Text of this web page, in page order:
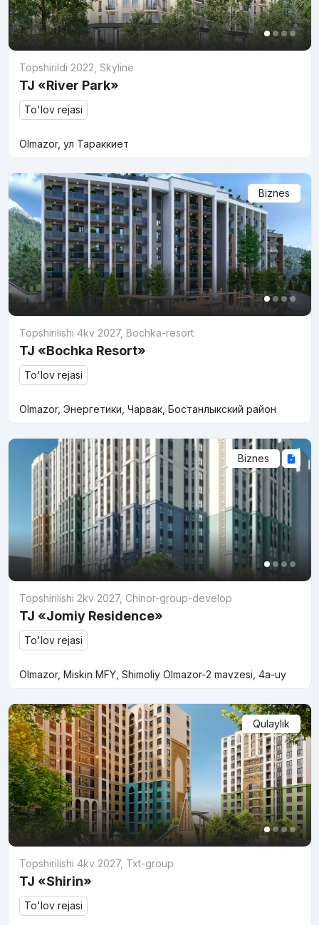
Topshirildi 2022 Skyline
TJ «River Park»
To'lov rejasi
Olmazor, ул Тараккиет
Biznes
Topshirilishi 4kv 2027, Bochka-resort
TJ «Bochka Resort»
To'lov rejasi
Olmazor, Энергетики, Чарвак, Бостанлыкский район
Biznes
Topshirilishi 2kv 2027, Chinor-group-develop
TJ «Jomiy Residence»
To'lov rejasi
Olmazor, Miskin MFY, Shimoliy Olmazor-2 mavzesi, 4a-uy
Qulaylik
Topshirilishi 4kv 2027, Txt-group
TJ «Shirin»
To'lov rejasi